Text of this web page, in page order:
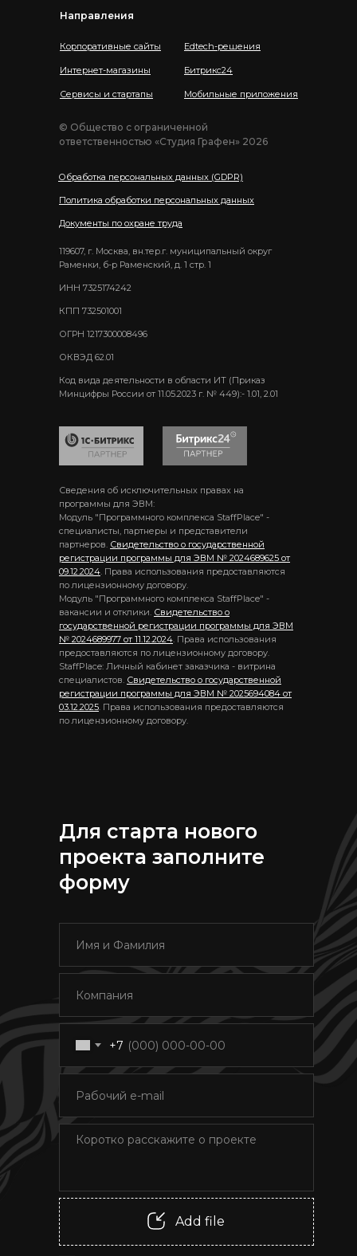
© Общество с ограниченной
ответственностью «Студия Графен» 2026
Обработка персональных данных (GDPR)
Политика обработки персональных данных
Документы по охране труда
Направления
Корпоративные сайты
Интернет-магазины
Сервисы и стартапы
Edtech-решения
Битрикс24
Мобильные приложения
ИНН 7325174242
КПП 732501001
ОГРН 1217300008496
ОКВЭД 62.01
119607, г. Москва, вн.тер.г. муниципальный округ
Раменки, б-р Раменский, д. 1 стр. 1
Код вида деятельности в области ИТ (Приказ
Минцифры России от 11.05.2023 г. № 449):- 1.01, 2.01
Сведения об исключительных правах на
программы для ЭВМ:
Модуль "Программного комплекса StaffPlace" -
специалисты, партнеры и представители
партнеров. Свидетельство о государственной
регистрации программы для ЭВМ № 2024689625 от
09.12.2024. Права использования предоставляются
по лицензионному договору.
Модуль "Программного комплекса StaffPlace" -
вакансии и отклики. Свидетельство о
государственной регистрации программы для ЭВМ
№ 2024689977 от 11.12.2024. Права использования
предоставляются по лицензионному договору.
StaffPlace: Личный кабинет заказчика - витрина
специалистов. Свидетельство о государственной
регистрации программы для ЭВМ № 2025694084 от
03.12.2025. Права использования предоставляются
по лицензионному договору.
+7
Add file
Для старта нового
проекта заполните
форму